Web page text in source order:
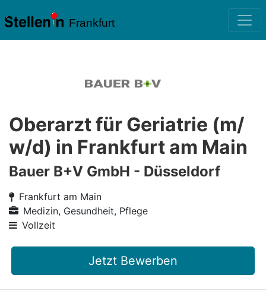
Frankfurt
Oberarzt für Geriatrie (m/
w/d) in Frankfurt am Main
Bauer B+V GmbH - Düsseldorf
Frankfurt am Main
Medizin, Gesundheit, Pflege
Vollzeit
Jetzt Bewerben